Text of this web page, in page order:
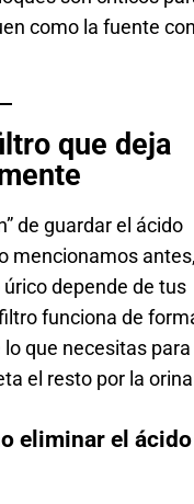
como la fuente
que deja
de guardar el ácido
mencionamos
depende de tus
funciona de
que necesitas para
el resto por la
eliminar el ácido